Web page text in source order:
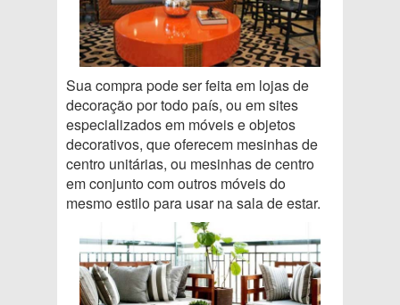
Sua compra pode ser feita em lojas de
decoração por todo país, ou em sites
especializados em móveis e objetos
decorativos, que oferecem mesinhas de
centro unitárias, ou mesinhas de centro
em conjunto com outros móveis do
mesmo estilo para usar na sala de estar.